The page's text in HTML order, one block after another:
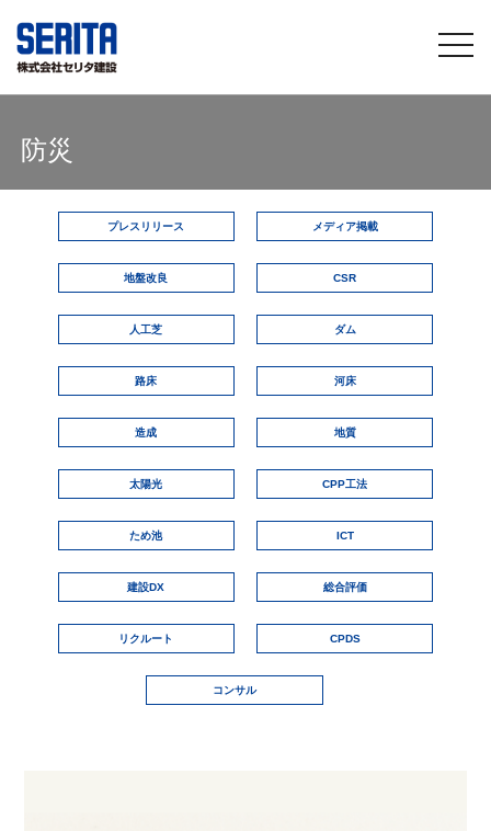
防災
プレスリリース メディア掲載
地盤改良 CSR
人工芝 ダム
路床 河床
造成 地質
太陽光 CPP工法
ため池 ICT
建設DX 総合評価
リクルート CPDS
コンサル